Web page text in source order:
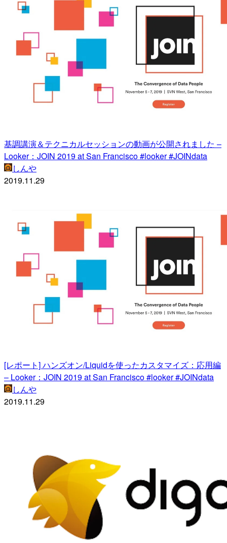
基調講演＆テクニカルセッションの動画が公開されました –
Looker：JOIN 2019 at San Francisco #looker #JOINdata
しんや
2019.11.29
[レポート] ハンズオン/Liquidを使ったカスタマイズ：応用編
– Looker：JOIN 2019 at San Francisco #looker #JOINdata
しんや
2019.11.29